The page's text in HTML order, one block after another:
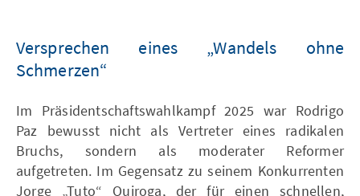
Versprechen eines „Wandels ohne
Schmerzen“
Im Präsidentschaftswahlkampf 2025 war Rodrigo
Paz bewusst nicht als Vertreter eines radikalen
Bruchs, sondern als moderater Reformer
aufgetreten. Im Gegensatz zu seinem Konkurrenten
Jorge „Tuto“ Quiroga, der für einen schnellen,